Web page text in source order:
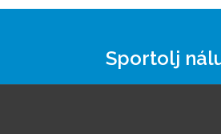
Sportolj